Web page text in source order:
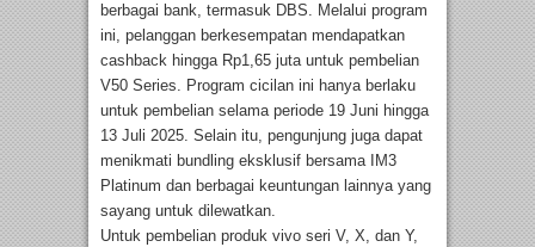
berbagai bank, termasuk DBS. Melalui program
ini, pelanggan berkesempatan mendapatkan
cashback hingga Rp1,65 juta untuk pembelian
V50 Series. Program cicilan ini hanya berlaku
untuk pembelian selama periode 19 Juni hingga
13 Juli 2025. Selain itu, pengunjung juga dapat
menikmati bundling eksklusif bersama IM3
Platinum dan berbagai keuntungan lainnya yang
sayang untuk dilewatkan.
Untuk pembelian produk vivo seri V, X, dan Y,